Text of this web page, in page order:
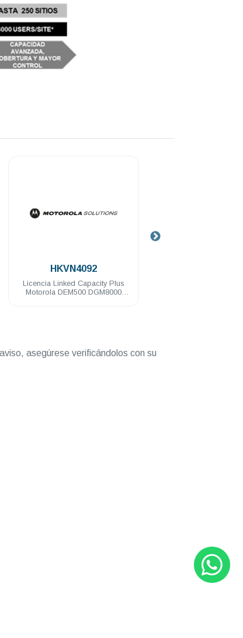
HKVN4093
Licencia upgrade Capacity Plus a
Linked Capacity Plus Motorola
asegúrese verificándolos con su